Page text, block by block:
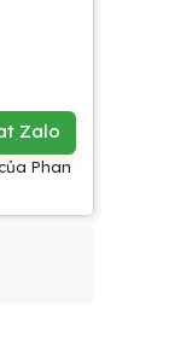
Zalo
Phan